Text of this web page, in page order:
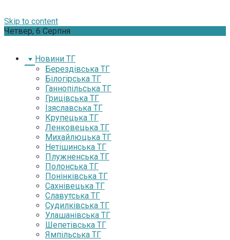
Skip to content
Четвер, 6 Серпня
Новини ТГ
Берездівська ТГ
Білогірська ТГ
Ганнопільська ТГ
Грицівська ТГ
Ізяславська ТГ
Крупецька ТГ
Ленковецька ТГ
Михайлюцька ТГ
Нетішинська ТГ
Плужненська ТГ
Полонська ТГ
Понінківська ТГ
Сахнівецька ТГ
Славутська ТГ
Судилківська ТГ
Улашанівська ТГ
Шепетівська ТГ
Ямпільська ТГ